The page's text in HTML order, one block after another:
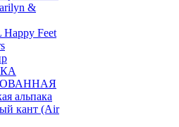
&
Feet
альпака
кант (Air